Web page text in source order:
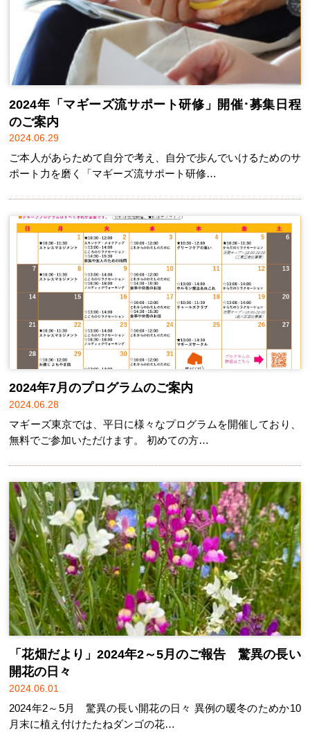
2024年「マギーズ流サポート研修」開催･募集日程
のご案内
2024.06.29
ご本人があらためて自分で考え、自分で歩んでいけるためのサ
ポート力を磨く「マギーズ流サポート研修…
2024年7月のプログラムのご案内
2024.06.28
マギーズ東京では、平日に様々なプログラムを開催しており、
無料でご参加いただけます。 初めての方…
「花畑だより」2024年2～5月のご報告 驚異の長い
開花の日々
2024.06.01
2024年2～5月 驚異の長い開花の日々 異例の暖冬のためか10
月末に植え付けたたねダンゴの花…